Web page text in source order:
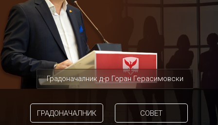
Градоначалник д-р Горан Герасимовски
ГРАДОНАЧАЛНИК СОВЕТ